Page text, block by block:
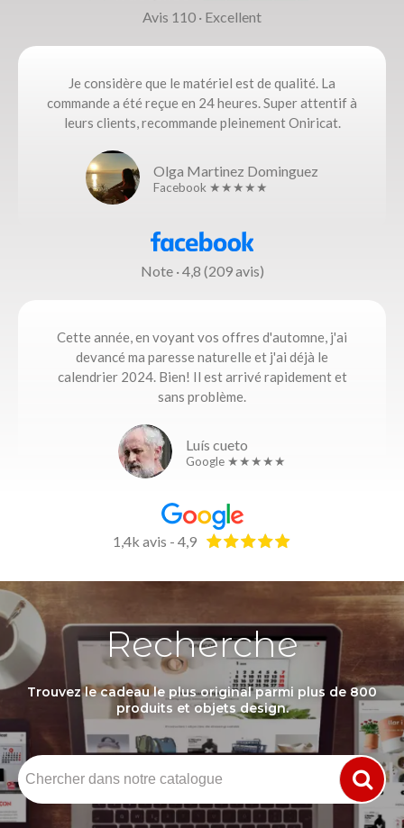
Avis 110 · Excellent
Je considère que le matériel est de qualité. La
commande a été reçue en 24 heures. Super attentif à
leurs clients, recommande pleinement Oniricat.
Olga Martinez Dominguez
Facebook ★★★★★
Note · 4,8 (209 avis)
Cette année, en voyant vos offres d'automne, j'ai
devancé ma paresse naturelle et j'ai déjà le
calendrier 2024. Bien! Il est arrivé rapidement et
sans problème.
Luís cueto
Google ★★★★★
1,4k avis - 4,9
Recherche
Trouvez le cadeau le plus original parmi plus de 800
produits et objets design.